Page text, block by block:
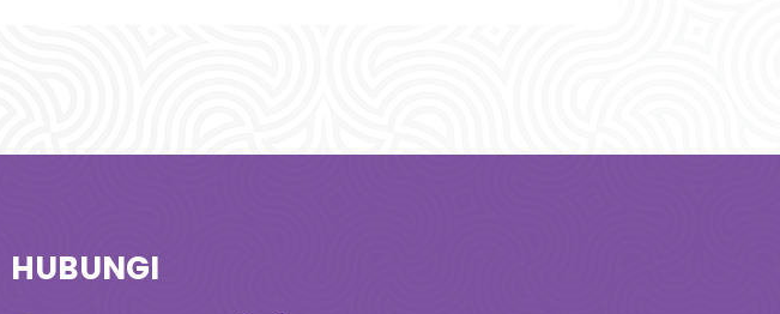
HUBUNGI